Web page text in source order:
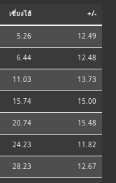
เซี่ยงไฮ้ +/-
5.26 12.49
6.44 12.48
11.03 13.73
15.74 15.00
20.74 15.48
24.23 11.82
28.23 12.67